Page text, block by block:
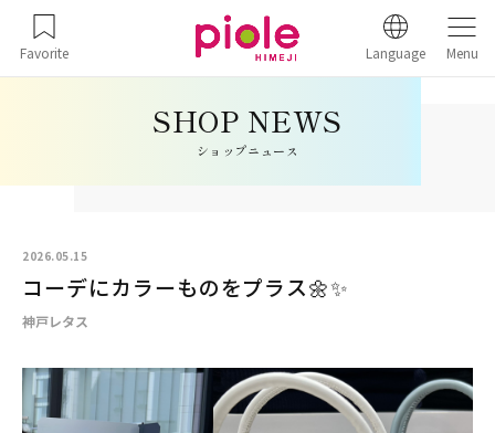
Favorite Language Menu
ショップニュース
2026.05.15
コーデにカラーものをプラス🌼✨
神戸レタス